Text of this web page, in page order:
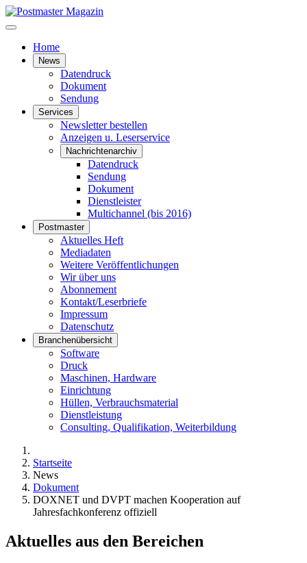
Home
News
Datendruck
Dokument
Sendung
Services
Newsletter bestellen
Anzeigen u. Leserservice
Nachrichtenarchiv
Datendruck
Sendung
Dokument
Dienstleister
Multichannel (bis 2016)
Postmaster
Aktuelles Heft
Mediadaten
Weitere Veröffentlichungen
Wir über uns
Abonnement
Kontakt/Leserbriefe
Impressum
Datenschutz
Branchenübersicht
Software
Druck
Maschinen, Hardware
Einrichtung
Hüllen, Verbrauchsmaterial
Dienstleistung
Consulting, Qualifikation, Weiterbildung
Startseite
News
Dokument
DOXNET und DVPT machen Kooperation auf
Jahresfachkonferenz offiziell
Aktuelles aus den Bereichen